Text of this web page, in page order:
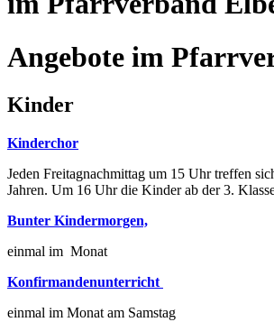
Angebote im
Kinder
Kinderchor
Jeden Freitagnachmittag um 15 Uhr treffen
Jahren. Um 16 Uhr die Kinder ab der 3.
Bunter Kindermorgen,
einmal im Monat
Konfirmandenunterricht
einmal im Monat am Samstag